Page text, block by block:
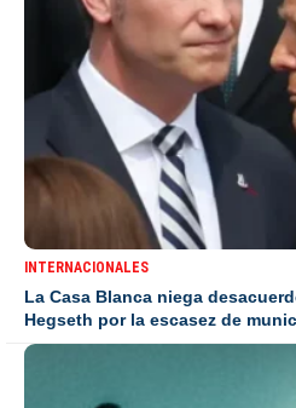
INTERNACIONALES
La Casa Blanca niega
Hegseth por la escasez de